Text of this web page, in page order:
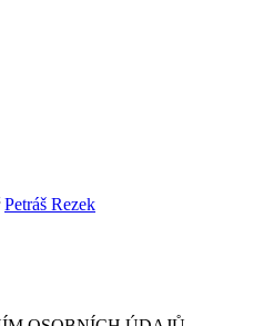
Petráš Rezek